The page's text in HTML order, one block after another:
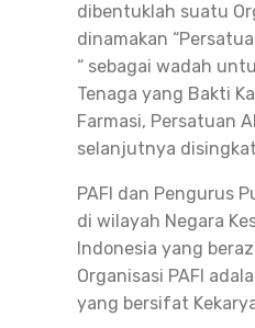
dibentuklah suatu
dinamakan
“ sebagai wadah
Tenaga yang Bakti
Farmasi, Persatuan
selanjutnya disingkat
PAFI dan Pengurus
di wilayah Negara
Indonesia yang
Organisasi PAFI
yang bersifat